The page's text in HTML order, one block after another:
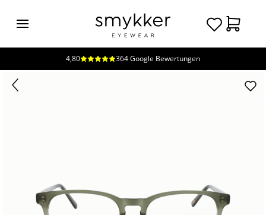
Login
Unsere
Preise
Kontakt
4,80 364 Google Bewertungen